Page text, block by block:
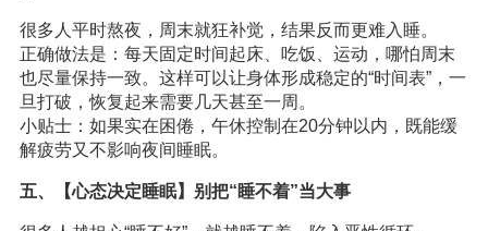
很多人平时熬夜，周末就狂补觉，结果反而更难入睡。
正确做法是：每天固定时间起床、吃饭、运动，哪怕周末
也尽量保持一致。这样可以让身体形成稳定的“时间表”，一
旦打破，恢复起来需要几天甚至一周。
小贴士：如果实在困倦，午休控制在20分钟以内，既能缓
解疲劳又不影响夜间睡眠。
五、【心态决定睡眠】别把“睡不着”当大事